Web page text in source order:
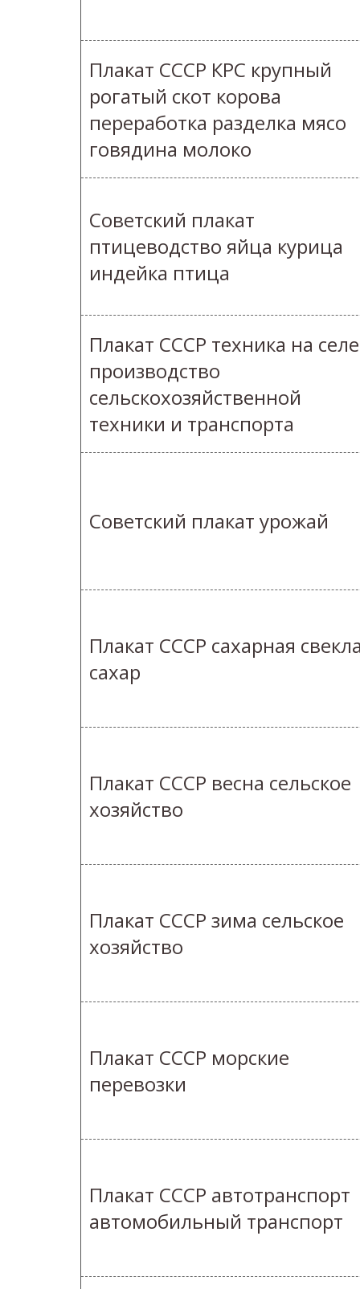
Плакат СССР КРС крупный
рогатый скот корова
переработка разделка мясо
говядина молоко
Советский плакат
птицеводство яйца курица
индейка птица
Плакат СССР техника на селе
производство
сельскохозяйственной
техники и транспорта
Советский плакат урожай
Плакат СССР сахарная
сахар
Плакат СССР весна сельское
хозяйство
Плакат СССР зима сельское
хозяйство
Плакат СССР морские
перевозки
Плакат СССР автотранспорт
автомобильный транспорт